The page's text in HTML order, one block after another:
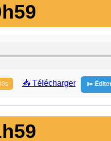
📥 Télécharger ✂️